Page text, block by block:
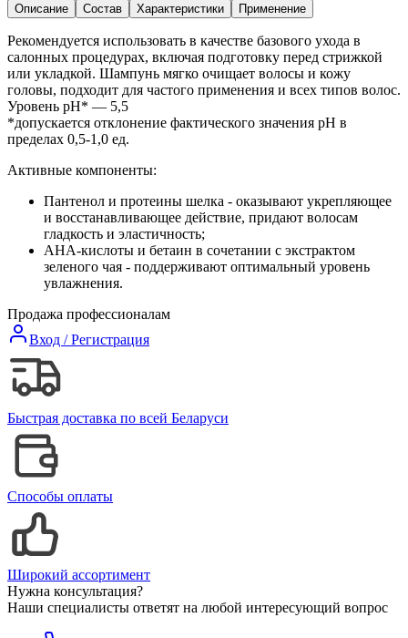
Описание
Состав Характеристики Применение
Рекомендуется использовать в качестве базового ухода в
салонных процедурах, включая подготовку перед стрижкой
или укладкой. Шампунь мягко очищает волосы и кожу
головы, подходит для частого применения и всех типов волос.
Уровень pH* — 5,5
*допускается отклонение фактического значения pH в
пределах 0,5-1,0 ед.
Активные компоненты:
Пантенол и протеины шелка - оказывают укрепляющее
и восстанавливающее действие, придают волосам
гладкость и эластичность;
АНА-кислоты и бетаин в сочетании с экстрактом
зеленого чая - поддерживают оптимальный уровень
увлажнения.
Продажа профессионалам
Вход / Регистрация
Быстрая доставка по всей Беларуси
Способы оплаты
Широкий ассортимент
Нужна консультация?
Наши специалисты ответят на любой интересующий вопрос